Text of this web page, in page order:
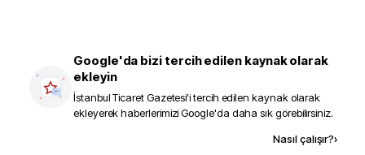
Google'da bizi tercih edilen kaynak olarak
ekleyin
İstanbul Ticaret Gazetesi'i tercih edilen kaynak olarak
ekleyerek haberlerimizi Google'da daha sık görebilirsiniz.
Nasıl çalışır?›